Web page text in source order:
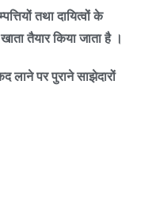
तथा दायित्वों के
तैयार किया जाता है ।
लाने पर पुराने साझेदारों